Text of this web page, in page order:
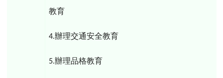
教育
4.辦理交通安全教育
5.辦理品格教育